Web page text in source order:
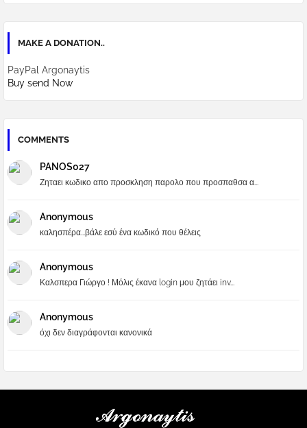
MAKE A DONATION..
PayPal Argonaytis
Buy send Now
COMMENTS
PANOS027
Ζηταει κωδικο απο προσκληση παρολο που προσπαθσα α...
Anonymous
καλησπέρα...βάλε εσύ ένα κωδικό που θέλεις
Anonymous
Καλσπερα Γιώργο ! Μόλις έκανα login μου ζητάει inv...
Anonymous
όχι δεν διαγράφονται κανονικά